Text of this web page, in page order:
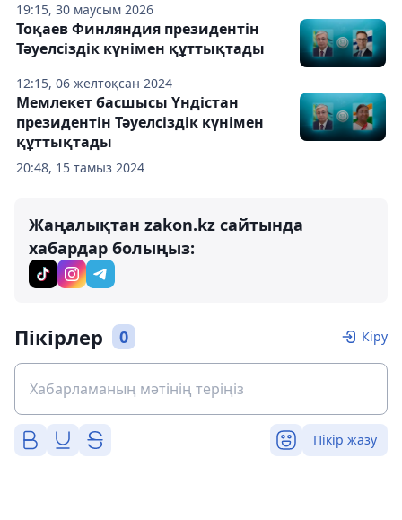
19:15, 30 маусым 2026
12:15, 06 желтоқсан 2024
Тоқаев Финляндия президентін
Тәуелсіздік күнімен құттықтады
20:48, 15 тамыз 2024
Мемлекет басшысы Үндістан
президентін Тәуелсіздік күнімен
құттықтады
Жаңалықтан zakon.kz сайтында
хабардар болыңыз:
Пікірлер 0 Кіру
Пікір жазу